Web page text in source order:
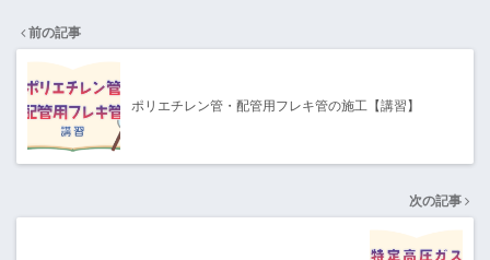
【半角数字】 例：1234567
4 住所
前の記事
ポリエチレン管・配管用フレキ管の施工【講習】
次の記事